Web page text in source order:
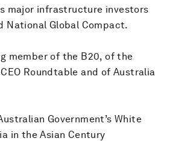
major infrastructure investors
National Global Compact.
member of the B20, of the
Roundtable and of Australia
Government’s White
in the Asian Century